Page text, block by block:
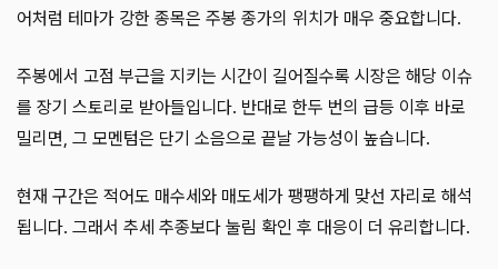
어처럼 테마가 강한 종목은 주봉 종가의 위치가 매우 중요합니다.
주봉에서 고점 부근을 지키는 시간이 길어질수록 시장은 해당 이슈
를 장기 스토리로 받아들입니다. 반대로 한두 번의 급등 이후 바로
밀리면, 그 모멘텀은 단기 소음으로 끝날 가능성이 높습니다.
현재 구간은 적어도 매수세와 매도세가 팽팽하게 맞선 자리로 해석
됩니다. 그래서 추세 추종보다 눌림 확인 후 대응이 더 유리합니다.